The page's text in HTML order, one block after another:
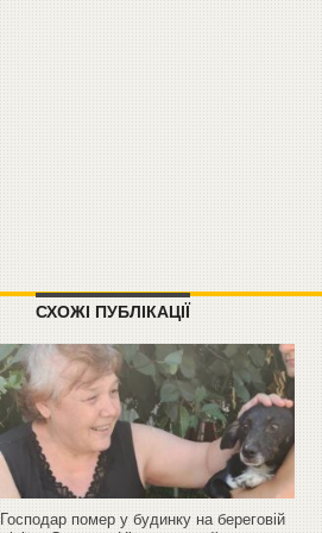
СХОЖІ ПУБЛІКАЦІЇ
Господар помер у будинку на береговій